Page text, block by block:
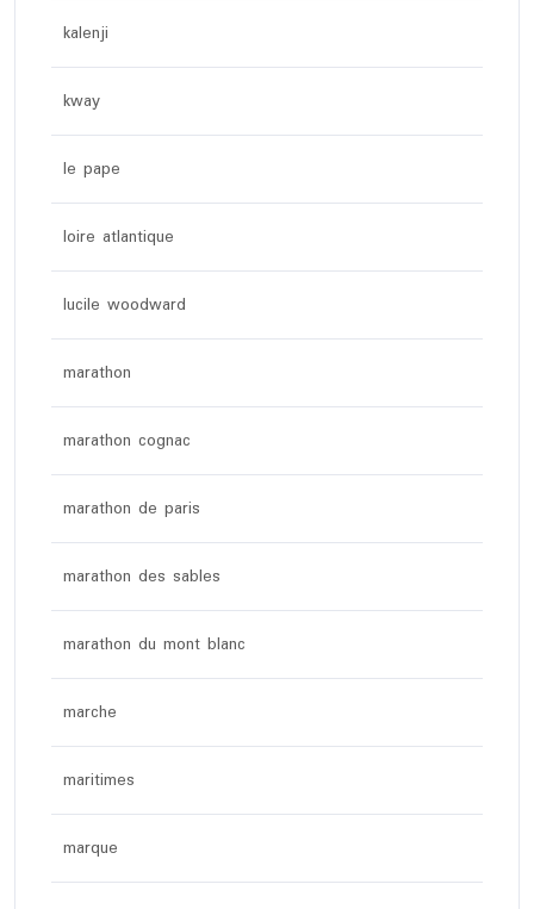
kalenji
kway
le pape
loire atlantique
lucile woodward
marathon
marathon cognac
marathon de paris
marathon des sables
marathon du mont blanc
marche
maritimes
marque